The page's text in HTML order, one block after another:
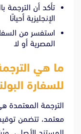
تأكد أن الترجمة
الإنجليزية أحيانًا
استفسر من
المصرية أو لا
ما هي
للسفارة
الترجمة
معتمد، تتضمن